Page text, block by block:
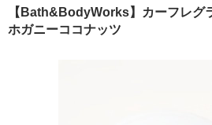
【Bath&BodyWorks】カーフレグ
ホガニーココナッツ